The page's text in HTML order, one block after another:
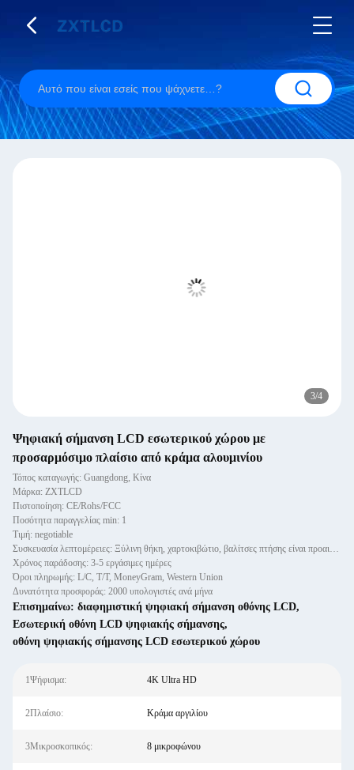
1/4
Ψηφιακή σήμανση LCD εσωτερικού χώρου με
προσαρμόσιμο πλαίσιο από κράμα αλουμινίου
Τόπος καταγωγής: Guangdong, Κίνα
Μάρκα: ZXTLCD
Πιστοποίηση: CE/Rohs/FCC
Ποσότητα παραγγελίας min: 1
Τιμή: negotiable
Συσκευασία λεπτομέρειες: Ξύλινη θήκη, χαρτοκιβώτιο, βαλίτσες πτήσης είναι προαιρετικά
Χρόνος παράδοσης: 3-5 εργάσιμες ημέρες
Όροι πληρωμής: L/C, T/T, MoneyGram, Western Union
Δυνατότητα προσφοράς: 2000 υπολογιστές ανά μήνα
Επισημαίνω: διαφημιστική ψηφιακή σήμανση οθόνης LCD,
Εσωτερική οθόνη LCD ψηφιακής σήμανσης,
οθόνη ψηφιακής σήμανσης LCD εσωτερικού χώρου
1Ψήφισμα: 4K Ultra HD
2Πλαίσιο: Κράμα αργιλίου
3Μικροσκοπικός: 8 μικροφώνου